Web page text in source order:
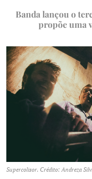
Banda lançou o
propõe uma
Supercolisor. Crédito: Andreza